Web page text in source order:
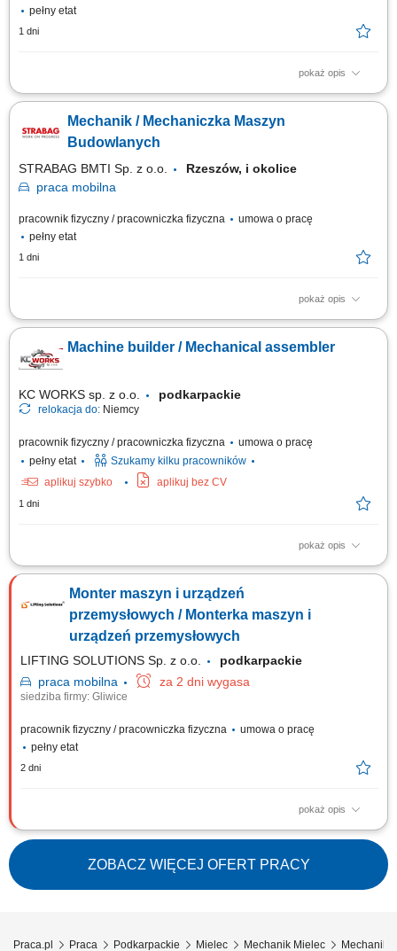
pełny etat
1 dni
pokaż opis
Twoja rola w STRABAG wykonywanie napraw i serwisów maszyn
wykonywanie napraw i serwisów drobnego sprzętu (m.in. zagęszczarki,
piły) prace modernizacyjne i konserwacyjne; dokonywanie przeglądów
Mechanik / Mechaniczka Maszyn
Budowlanych
STRABAG BMTI Sp. z o.o.
Rzeszów, i okolice
praca mobilna
pracownik fizyczny / pracowniczka fizyczna
umowa o pracę
pełny etat
1 dni
pokaż opis
Opis stanowiska wykonywanie napraw i serwisowanie maszyn
serwisowanie drobnego sprzętu, m.in. zagęszczarek i pilarek;
prowadzenie prac konserwacyjnych i modernizacyjnych maszyn;
Machine builder / Mechanical assembler
KC WORKS sp. z o.o. podkarpackie
relokacja do: Niemcy
pracownik fizyczny / pracowniczka fizyczna
umowa o pracę
pełny etat
Szukamy kilku pracowników
aplikuj szybko
aplikuj bez CV
1 dni
pokaż opis
The work will be carried out at our production and assembly location in
mechanical components; Installation of machine parts according to
technical drawings; Mechanical fitting and assembly work; Assembly of
steel structures, piping, fans,...
Monter maszyn i urządzeń
przemysłowych / Monterka maszyn i
urządzeń przemysłowych
LIFTING SOLUTIONS Sp. z o.o.
podkarpackie
praca mobilna za 2 dni wygasa
siedziba firmy: Gliwice
pracownik fizyczny / pracowniczka fizyczna
umowa o pracę
pełny etat
2 dni
pokaż opis
Zadania Mechaniczny montaż urządzeń, maszyn oraz stanowisk
przemysłowych na podstawie rysunków technicznych; Integracja
poszczególnych zespołów mechanicznych w kompletne systemy
produkcyjne; Bieżące diagnozowanie i samodzielne rozwiązywanie
problemów technicznych podczas montażu;...
ZOBACZ WIĘCEJ OFERT PRACY
Praca.pl Praca Podkarpackie Mielec Mechanik Mielec Mechanik